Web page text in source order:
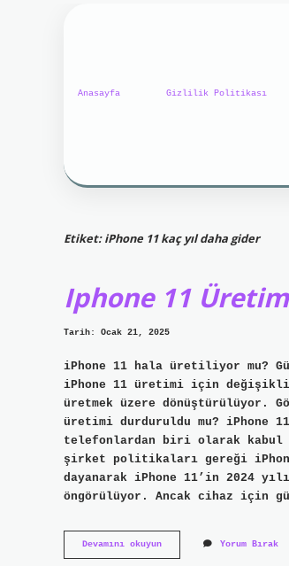
Anasayfa Gizlilik Politikası
Etiket:iPhone 11 kaç yıl daha gider
Iphone 11
Tarih: Ocak 21, 2025
iPhone 11 hala üretiliyor mu?
iPhone 11 üretimi için
üretmek üzere dönüştürülüyor.
üretimi durduruldu mu? iPhone
telefonlardan biri olarak kabul
şirket politikaları gereği iPhone
dayanarak iPhone 11’in 2024
öngörülüyor. Ancak cihaz için
Devamını okuyunIphone
11
Yorum Bırak